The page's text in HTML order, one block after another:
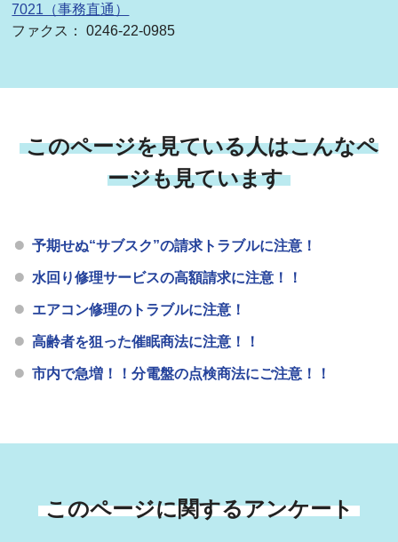
7021（事務直通）
ファクス： 0246-22-0985
このページを見ている人はこんなペ
ージも見ています
予期せぬ“サブスク”の請求トラブルに注意！
水回り修理サービスの高額請求に注意！！
エアコン修理のトラブルに注意！
高齢者を狙った催眠商法に注意！！
市内で急増！！分電盤の点検商法にご注意！！
このページに関するアンケート